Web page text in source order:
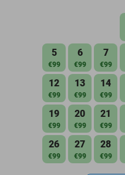
5
€99
6
€99
7
€99
12
€99
13
€99
14
€99
19
€99
20
€99
21
€99
26
€99
27
€99
28
€99